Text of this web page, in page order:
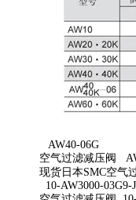
AW40-06G
空气过滤减压阀
现货日本SMC空气
10-AW3000-03G9-